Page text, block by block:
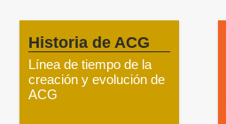
Historia de ACG
Línea de tiempo de la
creación y evolución de
ACG